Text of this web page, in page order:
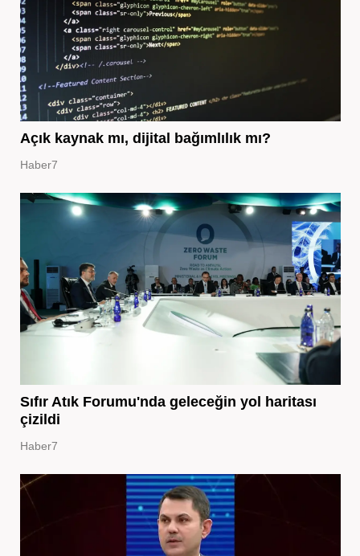
Açık kaynak mı, dijital bağımlılık mı?
Haber7
Sıfır Atık Forumu'nda geleceğin yol haritası
çizildi
Haber7